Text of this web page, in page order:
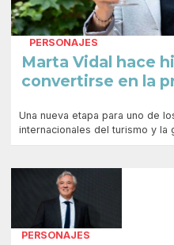
PERSONAJES
Marta Vidal hace
convertirse en la
Una nueva etapa para uno de
internacionales del turismo y la
PERSONAJES